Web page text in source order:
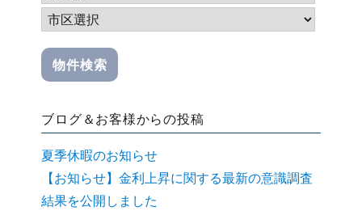
ブログ＆お客様からの投稿
夏季休暇のお知らせ
【お知らせ】金利上昇に関する最新の意識調査
結果を公開しました